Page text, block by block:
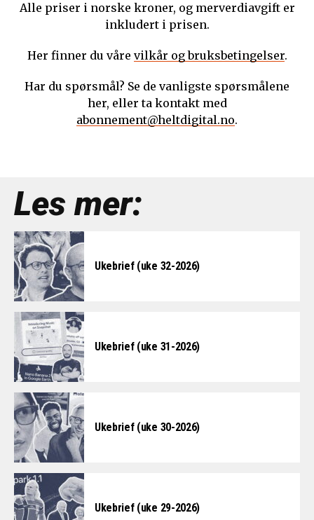
Alle priser i norske kroner, og merverdiavgift er
inkludert i prisen.
Her finner du våre vilkår og bruksbetingelser.
Har du spørsmål? Se de vanligste spørsmålene
her, eller ta kontakt med
abonnement@heltdigital.no.
Les mer:
Ukebrief (uke 32-2026)
Ukebrief (uke 31-2026)
Ukebrief (uke 30-2026)
Ukebrief (uke 29-2026)